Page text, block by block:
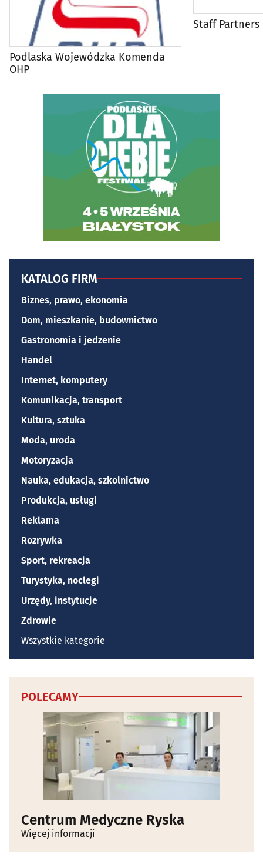
Podlaska Wojewódzka Komenda
OHP
Staff Partners
KATALOG FIRM
Biznes, prawo, ekonomia
Dom, mieszkanie, budownictwo
Gastronomia i jedzenie
Handel
Internet, komputery
Komunikacja, transport
Kultura, sztuka
Moda, uroda
Motoryzacja
Nauka, edukacja, szkolnictwo
Produkcja, usługi
Reklama
Rozrywka
Sport, rekreacja
Turystyka, noclegi
Urzędy, instytucje
Zdrowie
Wszystkie kategorie
POLECAMY
Centrum Medyczne Ryska
Więcej informacji